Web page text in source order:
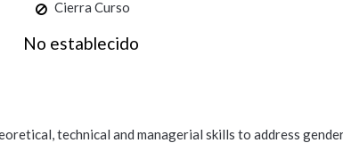
Cierra Curso
No establecido
technical and managerial skills to address